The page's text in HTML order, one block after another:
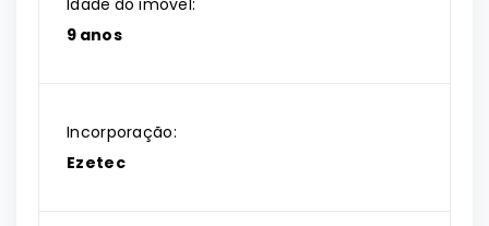
Idade do imóvel:
9 anos
Incorporação:
Ezetec